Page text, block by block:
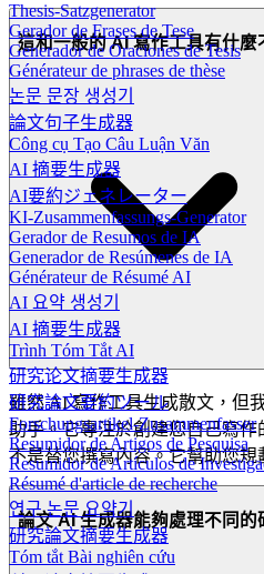
Thesis-Satzgenerator
Gerador de Frases de Tese
Generador de Oraciones de Tesis
Générateur de phrases de thèse
논문 문장 생성기
論文句子生成器
Công cụ Tạo Câu Luận Văn
AI 摘要生成器
AI要約ジェネレーター
KI-Zusammenfassungs-Generator
Gerador de Resumos de IA
Generador de Resúmenes de IA
Générateur de Résumé AI
AI 요약 생성기
AI 摘要生成器
Trình Tóm Tắt AI
研究论文摘要生成器
研究論文要約ツール
Forschungsartikel-Zusammenfasser
Resumidor de Artigos de Pesquisa
Resumidor de Artículos de
Résumé d'article de recherche
연구 논문 요약기
研究論文摘要生成器
Tóm tắt Bài nghiên cứu
這和一般的 AI 寫作工具有什麼
雖然 AI 寫作工具生成散文，但
助手。它專注於創建您自己寫
不是替您撰寫內容。它幫助您規
論文 AI 生成器能夠處理不同的